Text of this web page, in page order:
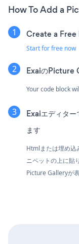
How To Add a
Create a
Start for free now
ExaiのPicture
Your code block
Exaiエディタ
ます
Htmlまたは埋め込
ニペットの上に貼
Picture Galleryが